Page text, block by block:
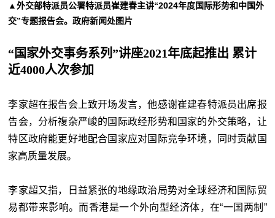
▲外交部特派员公署特派员崔建春主讲“2024年度国际形势和中国外
交”专题报告会。政府新闻处图片
“国家外交事务系列”讲座2021年底起推出 累计
近4000人次参加
李家超在报告会上致开场发言，他感谢崔建春特派员出席报
告会，分析複杂严峻的国际政经形势和国家的外交策略，让
特区政府能更好地配合国家应对国际竞争环境，同时贡献国
家高质量发展。
李家超又指，日益紧张的地缘政治局势对全球经济和国际贸
易都带来影响。而香港是一个外向型经济体，在“一国两制”